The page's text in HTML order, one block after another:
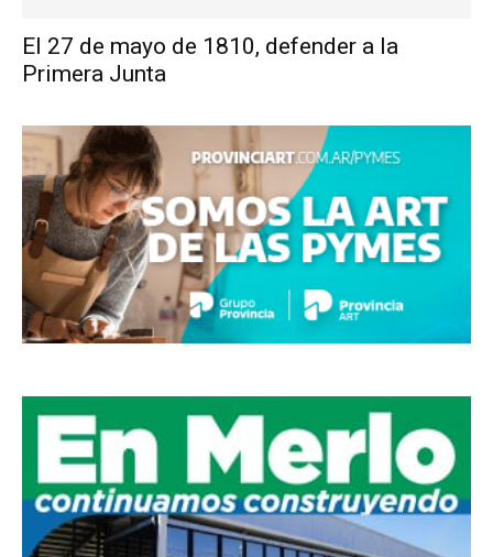
El 27 de mayo de 1810, defender a la
Primera Junta